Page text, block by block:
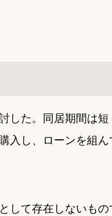
した。同居期間は
入し、ローンを組
して存在しないも